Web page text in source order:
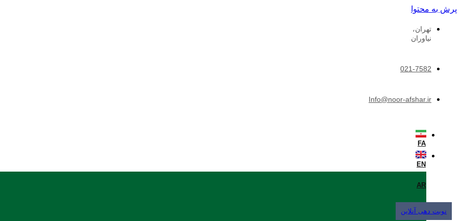
پرش به محتوا
تهران،
نیاوران
021-7582
Info@noor-afshar.ir
FA
EN
AR
نوبت دهی آنلاین